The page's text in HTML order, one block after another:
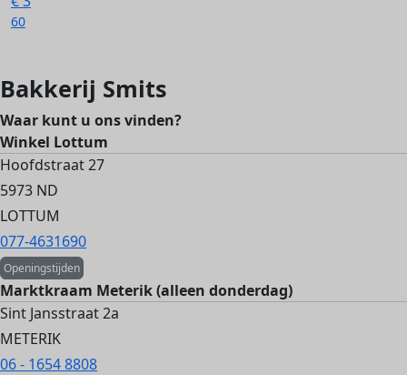
60
Bakkerij Smits
Waar kunt u ons vinden?
Winkel Lottum
Hoofdstraat 27
5973 ND
LOTTUM
077-4631690
Openingstijden
Marktkraam Meterik (alleen donderdag)
Sint Jansstraat 2a
METERIK
06 - 1654 8808